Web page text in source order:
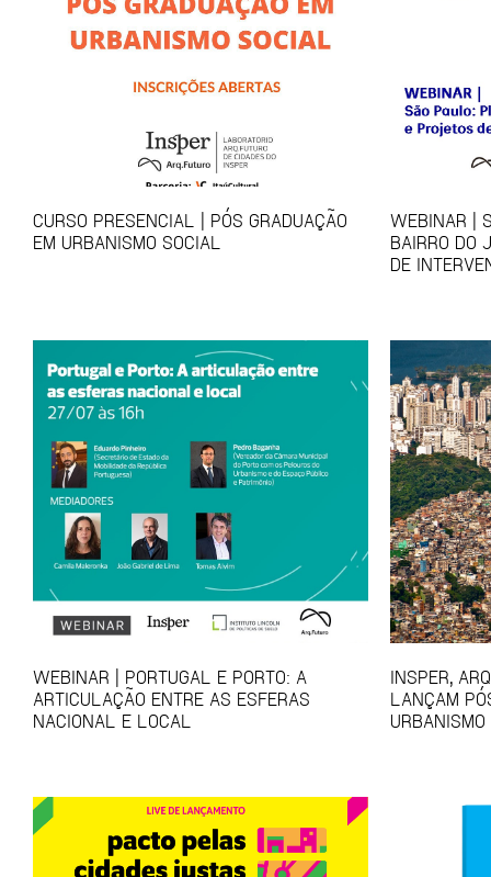
CURSO PRESENCIAL | PÓS GRADUAÇÃO
EM URBANISMO SOCIAL
WEBINAR |
BAIRRO DO
DE
WEBINAR | PORTUGAL E PORTO: A
ARTICULAÇÃO ENTRE AS ESFERAS
NACIONAL E LOCAL
INSPER,
LANÇAM